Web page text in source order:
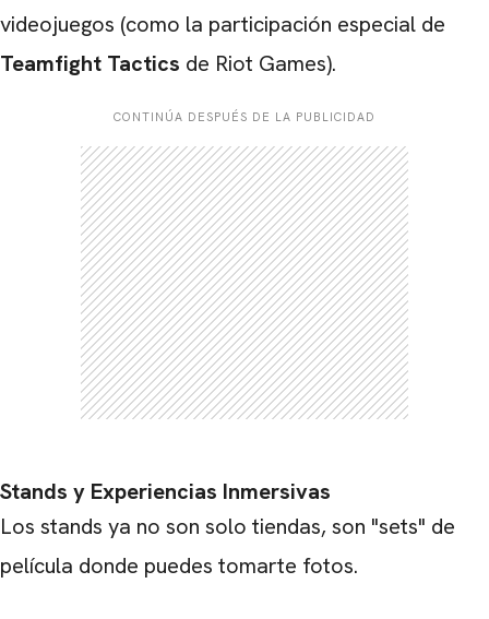
videojuegos (como la participación especial de
Teamfight Tactics de Riot Games).
CONTINÚA DESPUÉS DE LA PUBLICIDAD
Stands y Experiencias Inmersivas
Los stands ya no son solo tiendas, son "sets" de
película donde puedes tomarte fotos.